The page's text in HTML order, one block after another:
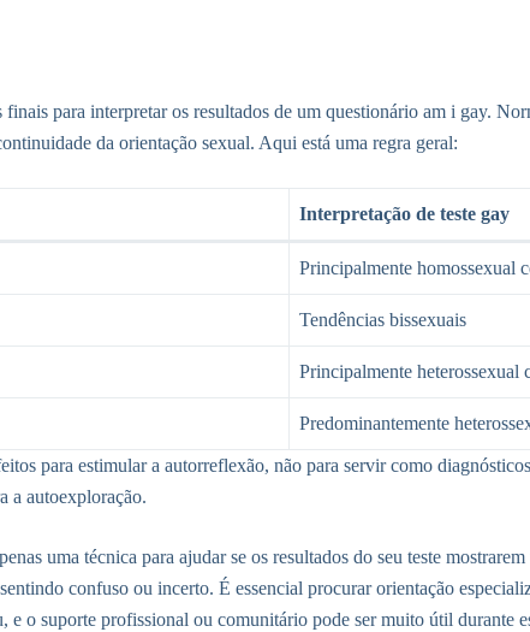
finais para interpretar os resultados de um questionário am i gay.
da orientação sexual. Aqui está uma regra geral:
Interpretação de teste gay
Principalmente homossexual
Tendências bissexuais
Principalmente heterossexual
Predominantemente
para estimular a autorreflexão, não para servir como
a autoexploração.
uma técnica para ajudar se os resultados do seu teste
confuso ou incerto. É essencial procurar orientação
e o suporte profissional ou comunitário pode ser muito útil durante